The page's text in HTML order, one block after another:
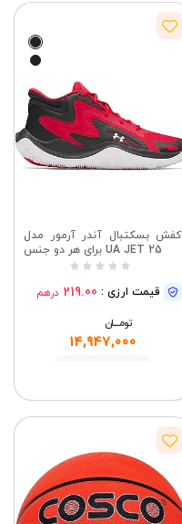
کفش بسکتبال آندر آرمور مدل
UA JET 25 برای هر دو جنس
قیمت ارزی : 219.00 درهم
تومــــــان
14,947,000